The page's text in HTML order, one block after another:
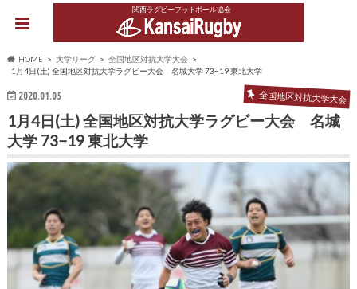
関西ラグビーフットボール協会
HOME 大学リーグ
全国地区対抗大学大会
1月4日(土) 全国地区対抗大学ラグビー大会 名城大学 73−19 東北大学
2020.01.05 全国地区対抗大学大会
1月4日(土) 全国地区対抗大学ラグビー大会 名城
大学 73−19 東北大学